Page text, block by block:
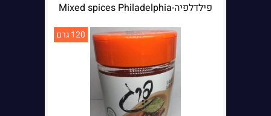
פילדלפיה-Mixed spices Philadelphia
120 גרם